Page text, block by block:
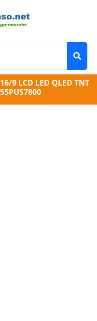
9 LCD LED QLED TNT